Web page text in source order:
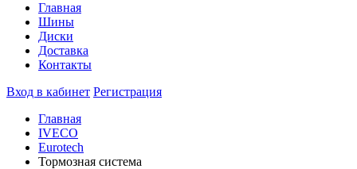
Главная
Шины
Диски
Доставка
Контакты
Вход в кабинет Регистрация
Главная
IVECO
Eurotech
Тормозная система